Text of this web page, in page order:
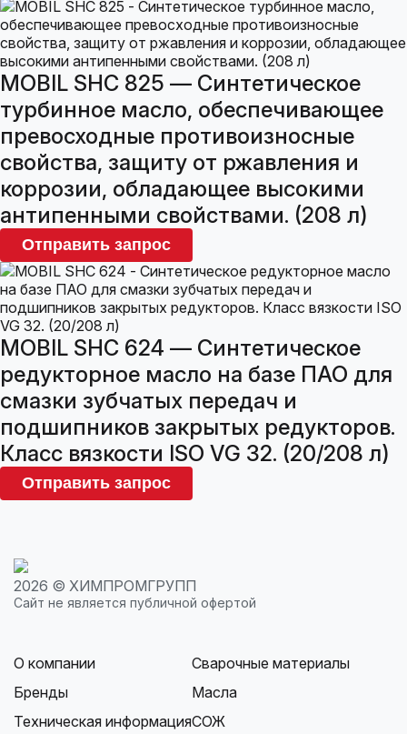
MOBIL SHC 825 — Синтетическое
турбинное масло, обеспечивающее
превосходные противоизносные
свойства, защиту от ржавления и
коррозии, обладающее высокими
антипенными свойствами. (208 л)
Отправить запрос
MOBIL SHC 624 — Синтетическое
редукторное масло на базе ПАО для
смазки зубчатых передач и
подшипников закрытых редукторов.
Класс вязкости ISO VG 32. (20/208 л)
Отправить запрос
2026 © ХИМПРОМГРУПП
Сайт не является публичной офертой
О компании
Бренды
Техническая информация
Сварочные материалы
Масла
СОЖ